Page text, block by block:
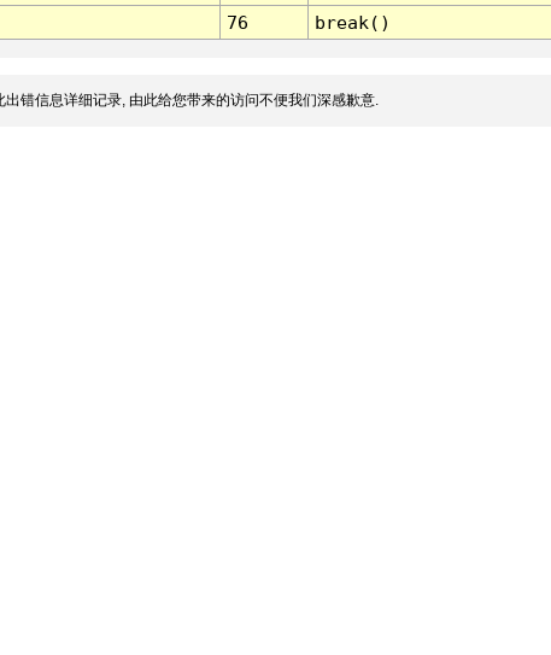
76 break()
错信息详细记录, 由此给您带来的访问不便我们深感歉意.